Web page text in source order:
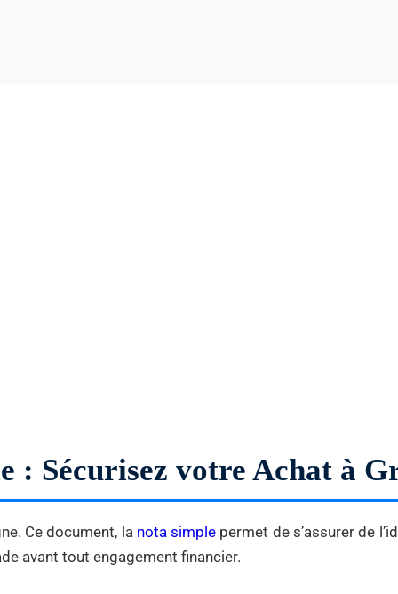
: Sécurisez votre Achat à
Ce document, la nota simple permet de s’assurer de
avant tout engagement financier.